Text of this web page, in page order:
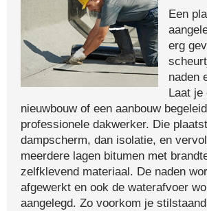
Een
erg
naden
Laat je
nieuwbouw of een aanbouw
professionele dakwerker. Die
dampscherm, dan isolatie, en
meerdere lagen bitumen met
zelfklevend materiaal. De naden
afgewerkt en ook de waterafvoer
aangelegd. Zo voorkom je